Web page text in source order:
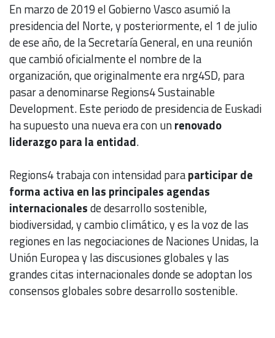
En marzo de 2019 el Gobierno Vasco asumió la
presidencia del Norte, y posteriormente, el 1 de julio
de ese año, de la Secretaría General, en una reunión
que cambió oficialmente el nombre de la
organización, que originalmente era nrg4SD, para
pasar a denominarse Regions4 Sustainable
Development. Este periodo de presidencia de Euskadi
ha supuesto una nueva era con unrenovado
liderazgo para la entidad.
Regions4 trabaja con intensidad paraparticipar de
forma activa en las principales agendas
internacionalesde desarrollo sostenible,
biodiversidad, y cambio climático, y es la voz de las
regiones en las negociaciones de Naciones Unidas, la
Unión Europea y las discusiones globales y las
grandes citas internacionales donde se adoptan los
consensos globales sobre desarrollo sostenible.